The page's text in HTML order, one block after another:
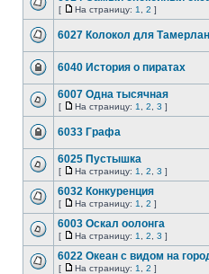
[ На страницу: 1 2 ]
6027 Колокол для
6040 История о пиратах
6007 Одна тысячная
[ На страницу: 1 2 3 ]
6033 Графа
6025 Пустышка
[ На страницу: 1 2 3 ]
6032 Конкуренция
[ На страницу: 1 2 ]
6003 Оскал оолонга
[ На страницу: 1 2 3 ]
6022 Океан с видом на
[ На страницу: 1 2 ]